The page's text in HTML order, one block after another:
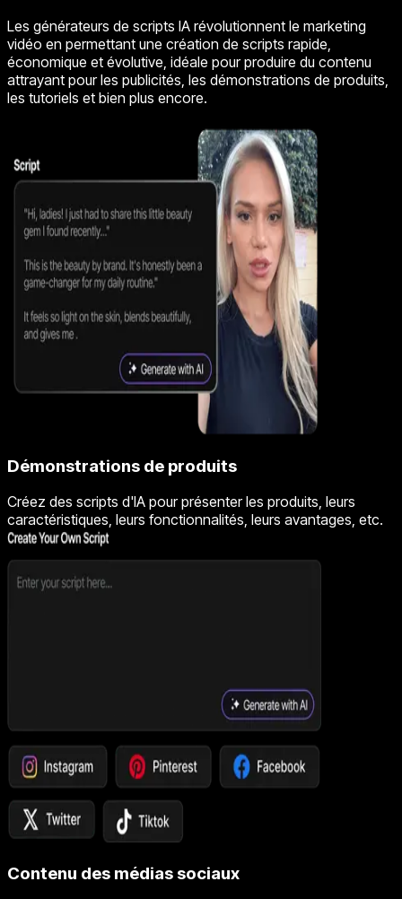
Les générateurs de scripts IA révolutionnent le marketing
vidéo en permettant une création de scripts rapide,
économique et évolutive, idéale pour produire du contenu
attrayant pour les publicités, les démonstrations de produits,
les tutoriels et bien plus encore.
Démonstrations de produits
Créez des scripts d'IA pour présenter les produits, leurs
caractéristiques, leurs fonctionnalités, leurs avantages, etc.
Contenu des médias sociaux